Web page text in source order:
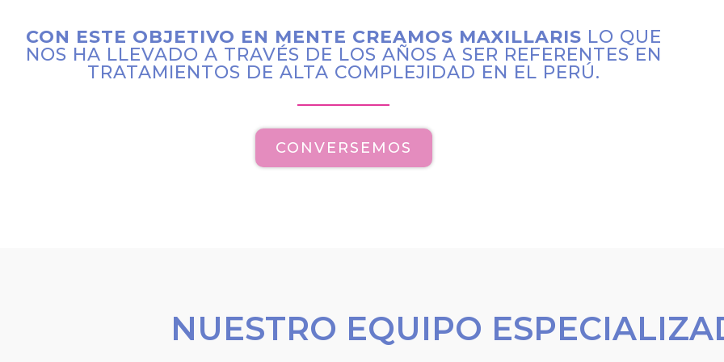
CON ESTE OBJETIVO EN MENTE CREAMOS MAXILLARIS LO QUE
NOS HA LLEVADO A TRAVÉS DE LOS AÑOS A SER REFERENTES EN
TRATAMIENTOS DE ALTA COMPLEJIDAD EN EL PERÚ.
CONVERSEMOS
NUESTRO EQUIPO